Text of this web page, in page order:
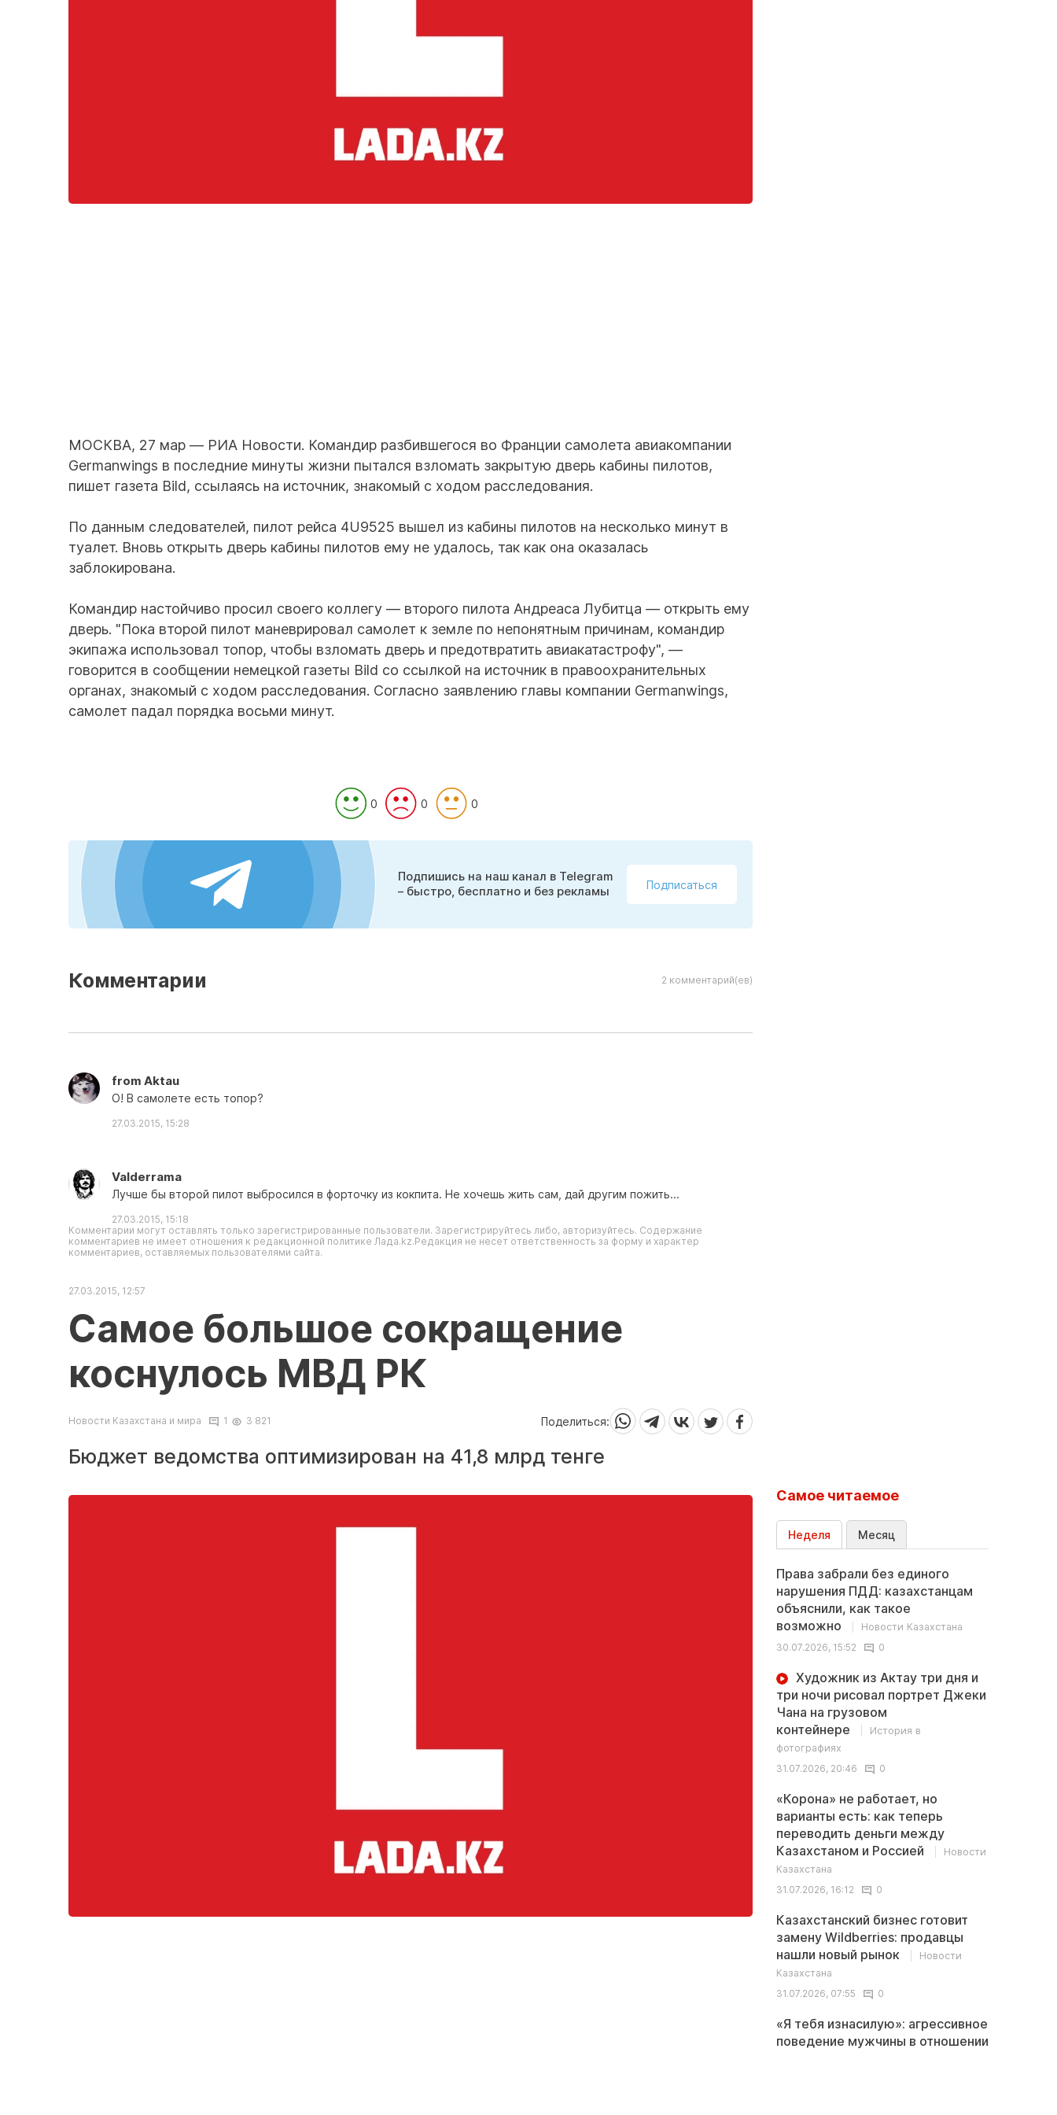
МОСКВА, 27 мар — РИА Новости. Командир разбившегося во Франции самолета авиакомпании
Germanwings в последние минуты жизни пытался взломать закрытую дверь кабины пилотов,
пишет газета Bild, ссылаясь на источник, знакомый с ходом расследования.
По данным следователей, пилот рейса 4U9525 вышел из кабины пилотов на несколько минут в
туалет. Вновь открыть дверь кабины пилотов ему не удалось, так как она оказалась
заблокирована.
Командир настойчиво просил своего коллегу — второго пилота Андреаса Лубитца — открыть ему
дверь. "Пока второй пилот маневрировал самолет к земле по непонятным причинам, командир
экипажа использовал топор, чтобы взломать дверь и предотвратить авиакатастрофу", —
говорится в сообщении немецкой газеты Bild со ссылкой на источник в правоохранительных
органах, знакомый с ходом расследования. Согласно заявлению главы компании Germanwings,
самолет падал порядка восьми минут.
0 0 0
Подпишись на наш канал в Telegram
– быстро, бесплатно и без рекламы
Подписаться
Комментарии 2 комментарий(ев)
from Aktau
О! В самолете есть топор?
27.03.2015, 15:28
Valderrama
Лучше бы второй пилот выбросился в форточку из кокпита. Не хочешь жить сам, дай другим пожить...
27.03.2015, 15:18
Комментарии могут оставлять только зарегистрированные пользователи. Зарегистрируйтесь либо, авторизуйтесь. Содержание
комментариев не имеет отношения к редакционной политике Лада.kz.Редакция не несет ответственность за форму и характер
комментариев, оставляемых пользователями сайта.
27.03.2015, 12:57
Самое большое сокращение
коснулось МВД РК
Новости Казахстана и мира 1 3 821 Поделиться:
Бюджет ведомства оптимизирован на 41,8 млрд тенге
Самое читаемое
Неделя Месяц
Права забрали без единого
нарушения ПДД: казахстанцам
объяснили, как такое
возможно
Новости Казахстана
30.07.2026, 15:52
0
Художник из Актау три дня и
три ночи рисовал портрет Джеки
Чана на грузовом
контейнере
История в
фотографиях
31.07.2026, 20:46
0
«Корона» не работает, но
варианты есть: как теперь
переводить деньги между
Казахстаном и Россией
Новости
Казахстана
31.07.2026, 16:12
0
Казахстанский бизнес готовит
замену Wildberries: продавцы
нашли новый рынок
Новости
Казахстана
31.07.2026, 07:55
0
«Я тебя изнасилую»: агрессивное
поведение мужчины в отношении